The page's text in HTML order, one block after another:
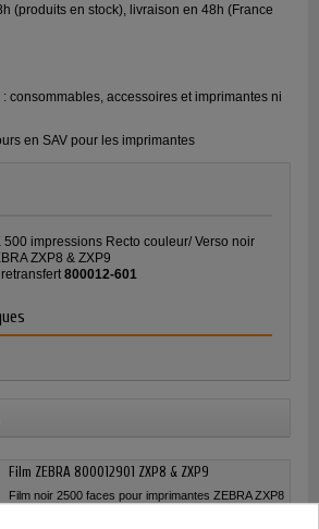
(produits en stock), livraison en 48h (France
consommables, accessoires et imprimantes ni
en SAV pour les imprimantes
500 impressions Recto couleur/ Verso noir
ZXP8 & ZXP9
800012-601
Film ZEBRA 800012901 ZXP8 & ZXP9
Film noir 2500 faces pour imprimantes ZEBRA ZXP8